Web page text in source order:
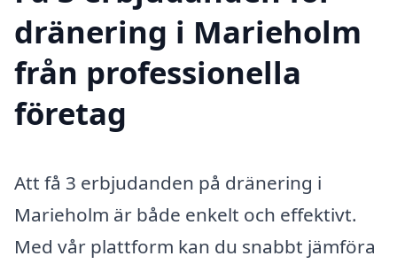
dränering i Marieholm
från professionella
företag
Att få 3 erbjudanden på dränering i
Marieholm är både enkelt och effektivt.
Med vår plattform kan du snabbt jämföra